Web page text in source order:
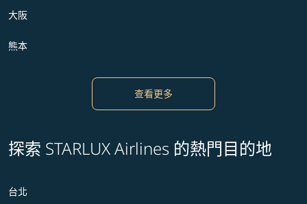
大阪
熊本
查看更多
探索 STARLUX Airlines 的熱門目的地
台北